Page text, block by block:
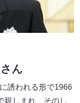
ん
誘われる形で1966
親しまれ、そのし